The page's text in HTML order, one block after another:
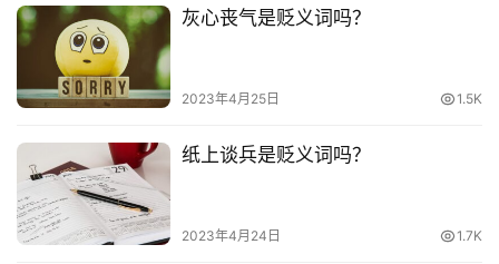
他
语
灰心丧气是贬义词吗？
2023年4月25日 1.5K
纸上谈兵是贬义词吗？
2023年4月24日 1.7K